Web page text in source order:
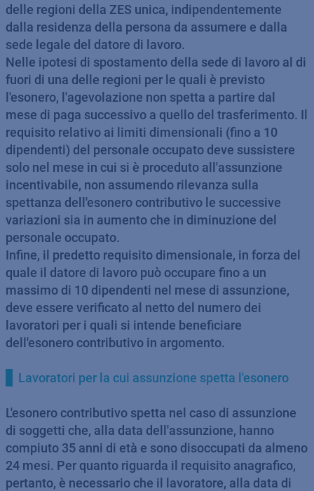
delle regioni della ZES unica, indipendentemente
dalla residenza della persona da assumere e dalla
sede legale del datore di lavoro.
Nelle ipotesi di spostamento della sede di lavoro al di
fuori di una delle regioni per le quali è previsto
l'esonero, l'agevolazione non spetta a partire dal
mese di paga successivo a quello del trasferimento. Il
requisito relativo ai limiti dimensionali (fino a 10
dipendenti) del personale occupato deve sussistere
solo nel mese in cui si è proceduto all'assunzione
incentivabile, non assumendo rilevanza sulla
spettanza dell'esonero contributivo le successive
variazioni sia in aumento che in diminuzione del
personale occupato.
Infine, il predetto requisito dimensionale, in forza del
quale il datore di lavoro può occupare fino a un
massimo di 10 dipendenti nel mese di assunzione,
deve essere verificato al netto del numero dei
lavoratori per i quali si intende beneficiare
dell'esonero contributivo in argomento.
Lavoratori per la cui assunzione spetta l'esonero
L'esonero contributivo spetta nel caso di assunzione
di soggetti che, alla data dell'assunzione, hanno
compiuto 35 anni di età e sono disoccupati da almeno
24 mesi. Per quanto riguarda il requisito anagrafico,
pertanto, è necessario che il lavoratore, alla data di